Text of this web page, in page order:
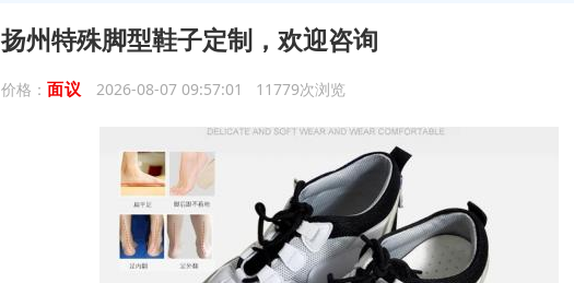
扬州特殊脚型鞋子定制，欢迎咨询
价格： 面议 2026-08-07 09:57:01 11779次浏览